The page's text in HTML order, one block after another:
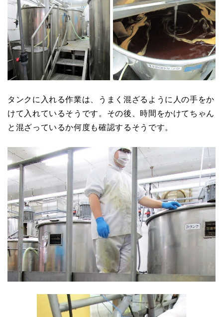
タンクに入れる作業は、うまく混ざるように人の手をか
けて入れているそうです。その後、時間をかけてちゃん
と混ざっているか何度も確認するそうです。